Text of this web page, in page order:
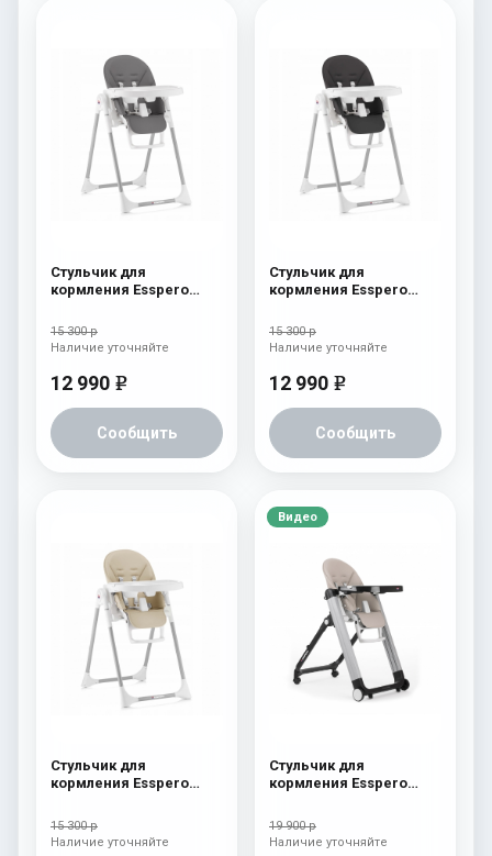
Стульчик для
кормления Esspero
15 300 р
12 990 e
Сообщить
Наличие уточняйте
Стульчик для
кормления Esspero
15 300 р
12 990 e
Сообщить
Наличие уточняйте
Стульчик для
кормления Esspero
15 300 р
Наличие уточняйте
Видео
Стульчик для
кормления Esspero
19 900 р
Наличие уточняйте